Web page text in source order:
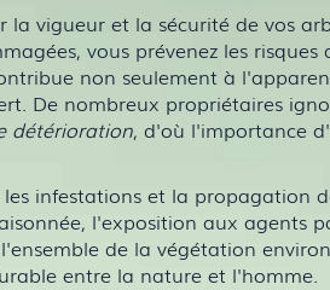
vigueur et la sécurité de vos
vous prévenez les risques
non seulement à
De nombreux propriétaires
détérioration, d'où l'importance
infestations et la propagation
l'exposition aux agents
de la végétation
entre la nature et l'homme.